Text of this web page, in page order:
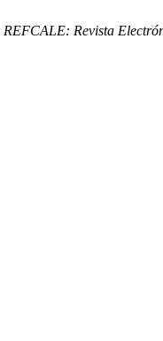
REFCALE: Revista